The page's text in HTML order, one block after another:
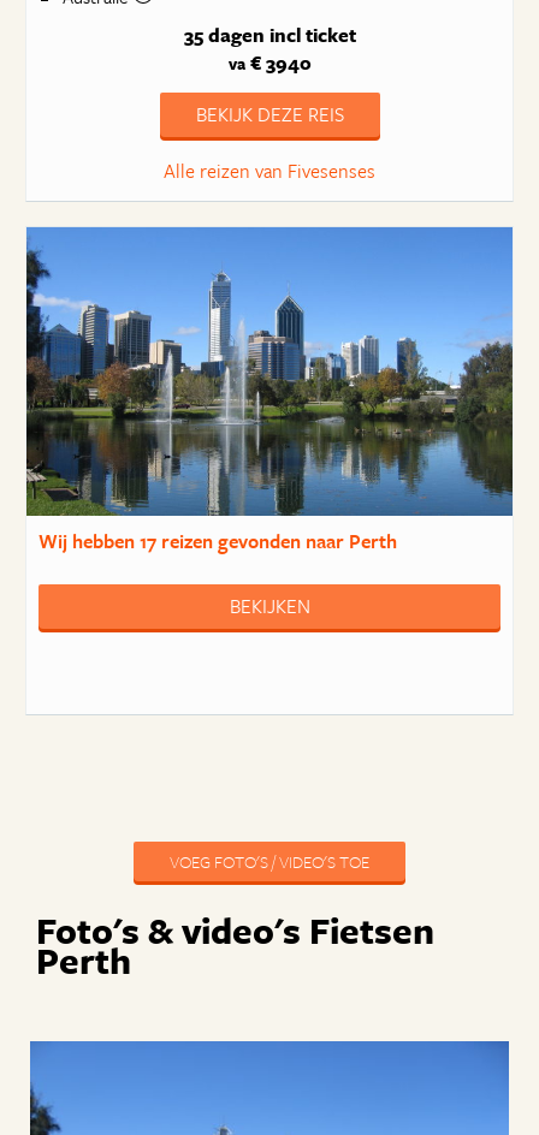
35 dagen incl ticket
va€ 3940
BEKIJK DEZE REIS
Alle reizen van Fivesenses
Wij hebben17 reizengevonden naar Perth
BEKIJKEN
VOEG FOTO'S / VIDEO'S TOE
Foto's & video's Fietsen
Perth